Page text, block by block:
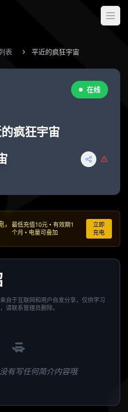
打开
表 平近的疯狂宇宙
疯狂宇宙
在线
最低充值10元 • 有效期1
个月 • 电量可叠加
立即
充电
自于互联网和用户自发分享，仅供学习
请联系管理员删除。
有写任何简介内容哦